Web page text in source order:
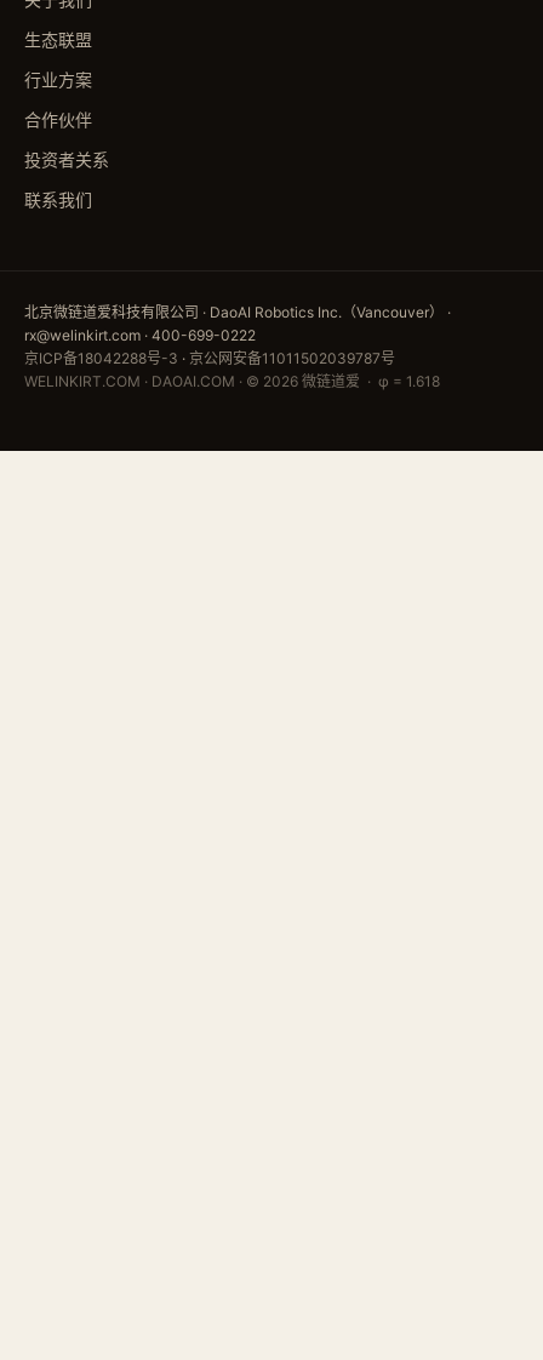
生态联盟
行业方案
合作伙伴
投资者关系
联系我们
北京微链道爱科技有限公司 · DaoAI Robotics Inc.（Vancouver） ·
rx@welinkirt.com · 400-699-0222
京ICP备18042288号-3 · 京公网安备11011502039787号
WELINKIRT.COM · DAOAI.COM · © 2026 微链道爱 · φ = 1.618